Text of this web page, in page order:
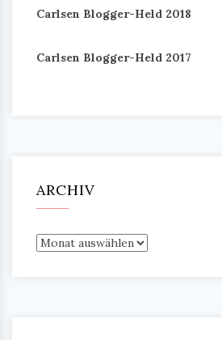
Carlsen Blogger-Held 2018
Carlsen Blogger-Held 2017
ARCHIV
Archiv